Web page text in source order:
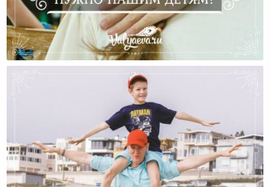
Что На Самом Деле Нужно Нашим Детям?